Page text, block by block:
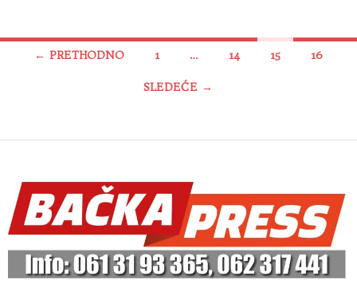
Kretanje
← PRETHODNO 1 … 14 15 16
SLEDEĆE →